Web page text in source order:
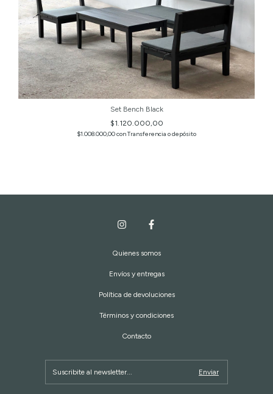
Set Bench Black
$1.120.000,00
$1.008.000,00conTransferencia o depósito
Quienes somos
Envíos y entregas
Política de devoluciones
Términos y condiciones
Contacto